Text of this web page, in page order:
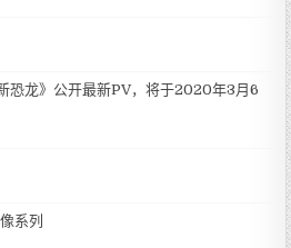
恐龙》公开最新PV，将于2020年3月6
系列